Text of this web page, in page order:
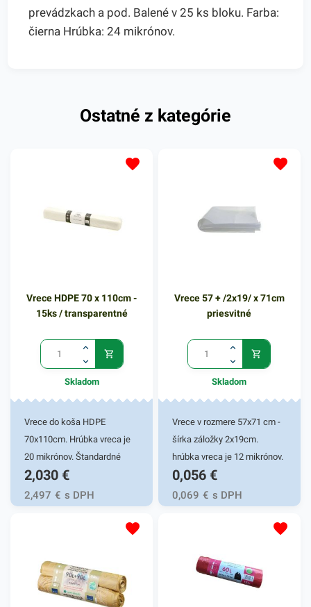
prevádzkach a pod. Balené v 25 ks bloku. Farba:
čierna Hrúbka: 24 mikrónov.
Ostatné z kategórie
Vrece HDPE 70 x 110cm -
15ks / transparentné
Skladom
Vrece do koša HDPE
70x110cm. Hrúbka vreca je
20 mikrónov. Štandardné
mikroténové vrece na
komunálny a triedený odpad,
bez zápachu, recyklovateľné.
znečistením a na
bezkontaktnú manipuláciu s
odpadom. Svoje využitie
2,030 €
2,497 € s DPH
Vrece 57 + /2x19/ x 71cm
priesvitné
Skladom
Vrece v rozmere 57x71 cm -
šírka záložky 2x19cm.
hrúbka vreca je 12 mikrónov.
Vrecia sú vhodné do
bedničiek. Priesvitná verzia
Vám umožní ľahkú
indetifikáciu materiálu alebo
0,056 €
0,069 € s DPH